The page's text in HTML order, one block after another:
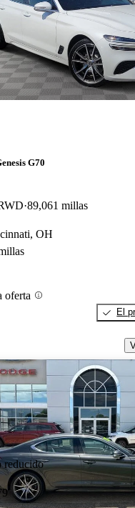
G70
89,061 millas
OH
oferta
El
Aviso
reducido